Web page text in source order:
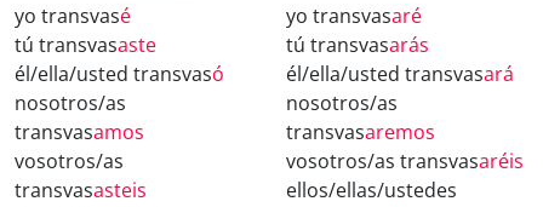
yo transvasé
tú transvasaste
él/ella/usted transvasó
nosotros/as
transvasamos
vosotros/as
transvasasteis
yo transvasaré
tú transvasarás
él/ella/usted transvasará
nosotros/as
transvasaremos
vosotros/as transvasaréis
ellos/ellas/ustedes